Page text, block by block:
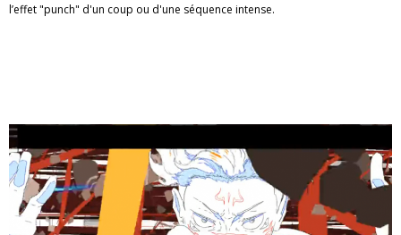
l’effet "punch" d'un coup ou d'une séquence intense.